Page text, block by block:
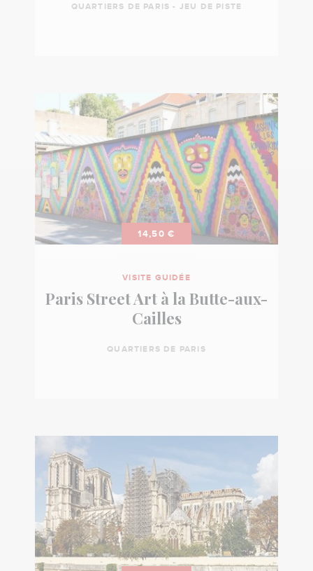
QUARTIERS DE PARIS - JEU DE PISTE
14,50 €
VISITE GUIDÉE
Paris Street Art à la Butte-aux-
Cailles
QUARTIERS DE PARIS